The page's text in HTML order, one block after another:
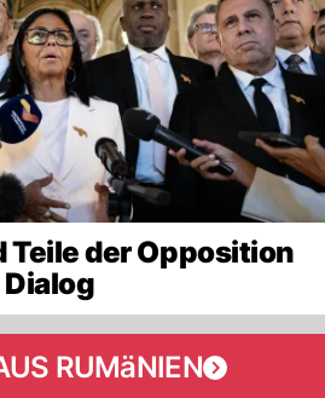
Teile der Opposition
RUMäNIEN